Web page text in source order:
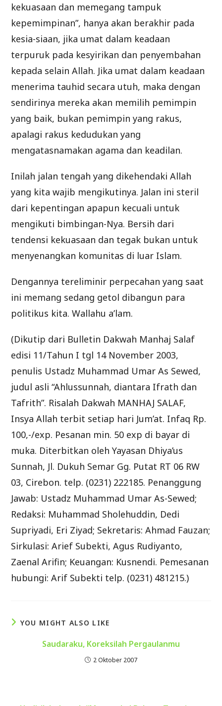
kekuasaan dan memegang tampuk
kepemimpinan”, hanya akan berakhir pada
kesia-siaan, jika umat dalam keadaan
terpuruk pada kesyirikan dan penyembahan
kepada selain Allah. Jika umat dalam keadaan
menerima tauhid secara utuh, maka dengan
sendirinya mereka akan memilih pemimpin
yang baik, bukan pemimpin yang rakus,
apalagi rakus kedudukan yang
mengatasnamakan agama dan keadilan.
Inilah jalan tengah yang dikehendaki Allah
yang kita wajib mengikutinya. Jalan ini steril
dari kepentingan apapun kecuali untuk
mengikuti bimbingan-Nya. Bersih dari
tendensi kekuasaan dan tegak bukan untuk
menyenangkan komunitas di luar Islam.
Dengannya tereliminir perpecahan yang saat
ini memang sedang getol dibangun para
politikus kita. Wallahu a’lam.
(Dikutip dari Bulletin Dakwah Manhaj Salaf
edisi 11/Tahun I tgl 14 November 2003,
penulis Ustadz Muhammad Umar As Sewed,
judul asli “Ahlussunnah, diantara Ifrath dan
Tafrith”. Risalah Dakwah MANHAJ SALAF,
Insya Allah terbit setiap hari Jum’at. Infaq Rp.
100,-/exp. Pesanan min. 50 exp di bayar di
muka. Diterbitkan oleh Yayasan Dhiya’us
Sunnah, Jl. Dukuh Semar Gg. Putat RT 06 RW
03, Cirebon. telp. (0231) 222185. Penanggung
Jawab: Ustadz Muhammad Umar As-Sewed;
Redaksi: Muhammad Sholehuddin, Dedi
Supriyadi, Eri Ziyad; Sekretaris: Ahmad Fauzan;
Sirkulasi: Arief Subekti, Agus Rudiyanto,
Zaenal Arifin; Keuangan: Kusnendi. Pemesanan
hubungi: Arif Subekti telp. (0231) 481215.)
YOU MIGHT ALSO LIKE
Saudaraku, Koreksilah Pergaulanmu
2 Oktober 2007